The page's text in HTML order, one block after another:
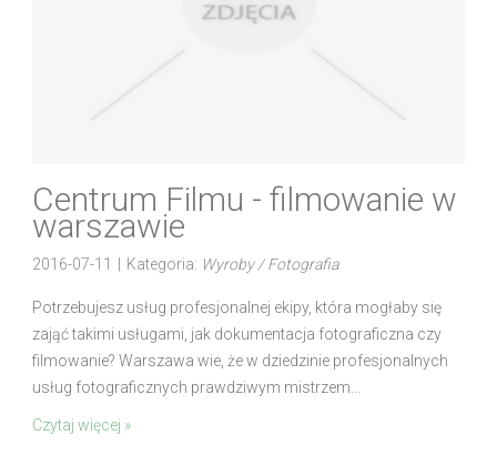
Centrum Filmu - filmowanie w
warszawie
2016-07-11 Kategoria: Wyroby / Fotografia
Potrzebujesz usług profesjonalnej ekipy, która mogłaby się
zająć takimi usługami, jak dokumentacja fotograficzna czy
filmowanie? Warszawa wie, że w dziedzinie profesjonalnych
usług fotograficznych prawdziwym mistrzem...
Czytaj więcej »